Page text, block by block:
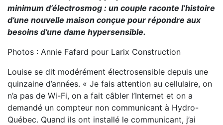
minimum d’électrosmog : un couple raconte l’histoire
d’une nouvelle maison conçue pour répondre aux
besoins d’une dame hypersensible.
Photos : Annie Fafard pour Larix Construction
Louise se dit modérément électrosensible depuis une
quinzaine d’années. « Je fais attention au cellulaire, on
n’a pas de Wi-Fi, on a fait câbler l’Internet et on a
demandé un compteur non communicant à Hydro-
Québec. Quand ils ont installé le communicant, j’ai